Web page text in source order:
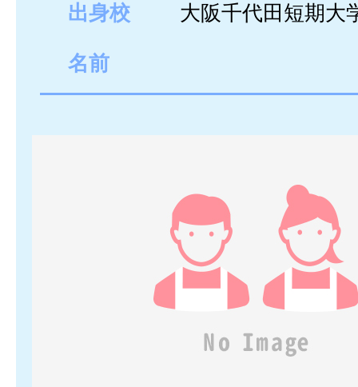
出身校 大阪千代田短期大
名前